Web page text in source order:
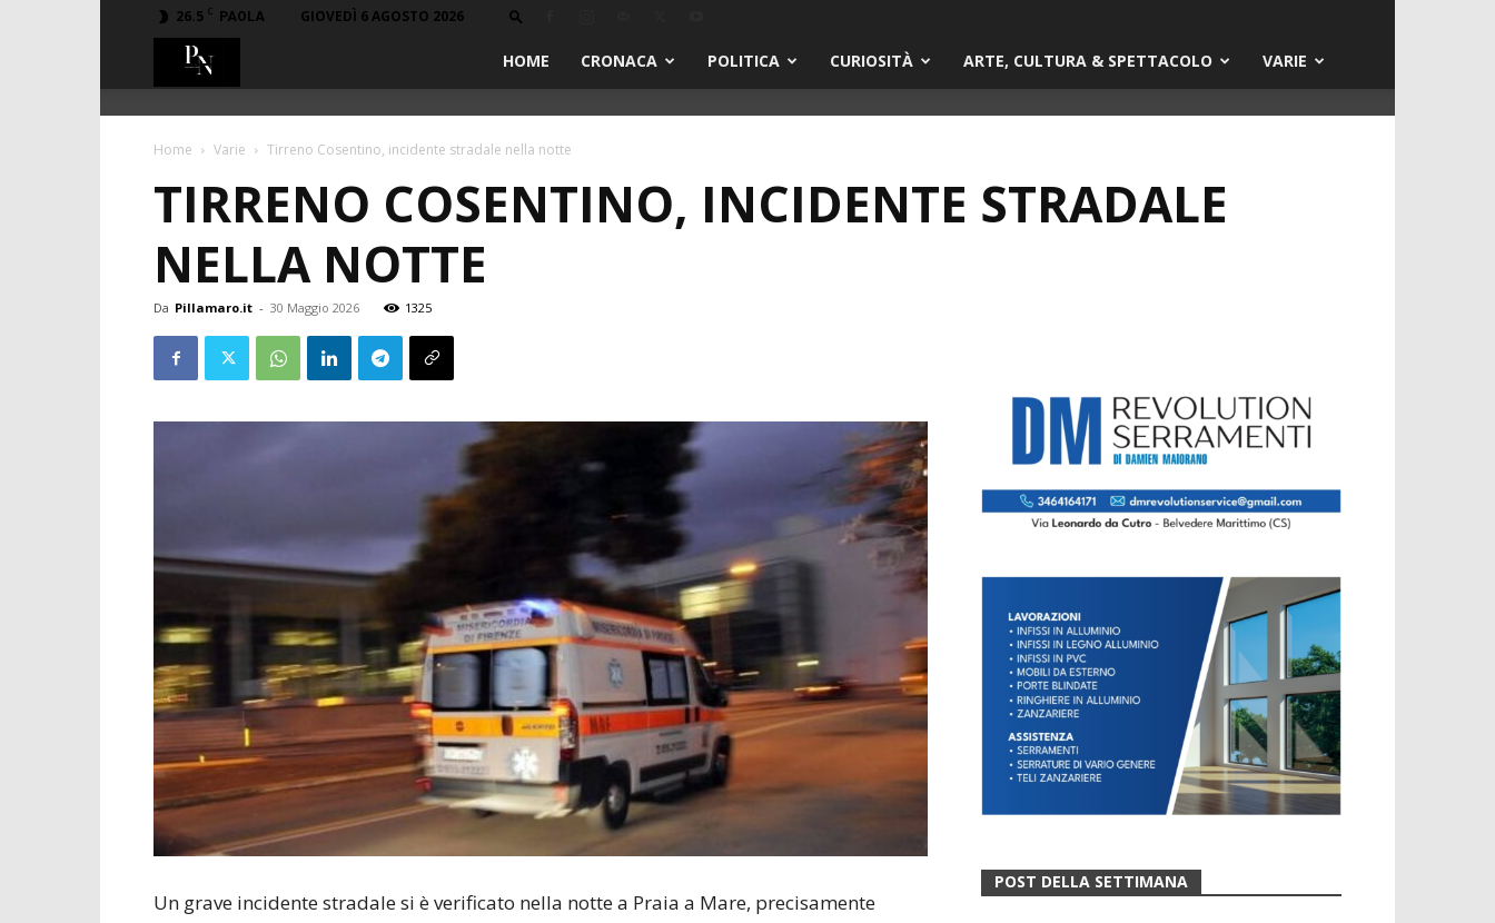
26.5 C PAOLA GIOVEDÌ 6 AGOSTO 2026
HOME CRONACA POLITICA CURIOSITÀ ARTE, CULTURA & SPETTACOLO VARIE
Home Varie Tirreno Cosentino, incidente stradale nella notte
TIRRENO COSENTINO, INCIDENTE STRADALE
NELLA NOTTE
Da Pillamaro.it - 30 Maggio 2026 1325
Un grave incidente stradale si è verificato nella notte a Praia a Mare, precisamente
POST DELLA SETTIMANA